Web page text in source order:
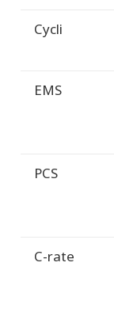
Cycli
EMS
PCS
C-rate